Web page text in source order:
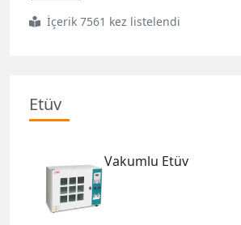
İçerik 7561 kez listelendi
Etüv
Vakumlu Etüv